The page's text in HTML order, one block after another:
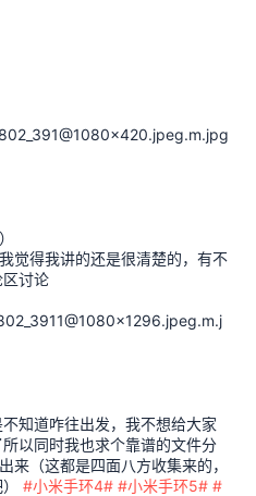
觉得我讲的还是很清楚的，有不
讨论
知道咋往出发，我不想给大家
以同时我也求个靠谱的文件分
来（这都是四面八方收集来的，
#小米手环4# #小米手环5# #